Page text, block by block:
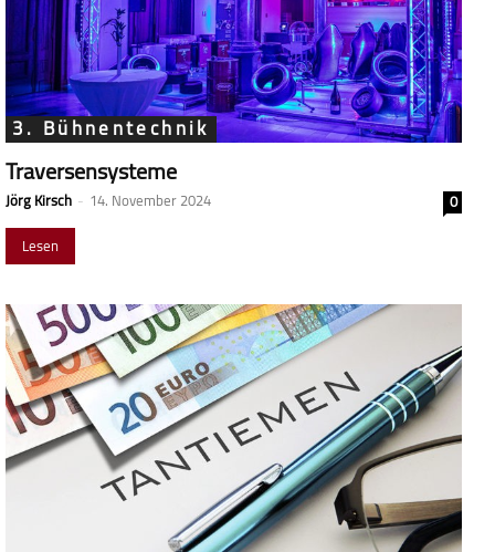
3. Bühnentechnik
Traversensysteme
Jörg Kirsch - 14. November 2024
0
Lesen